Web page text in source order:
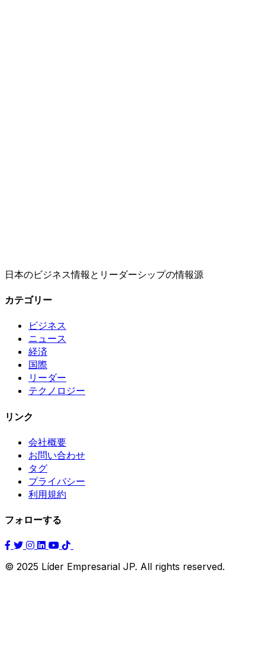
日本のビジネス情報とリーダーシップの情報源
カテゴリー
ビジネス
ニュース
経済
国際
リーダー
テクノロジー
リンク
会社概要
お問い合わせ
タグ
プライバシー
利用規約
フォローする
© 2025 Líder Empresarial JP. All rights reserved.